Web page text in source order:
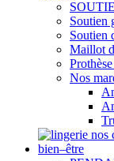
Soutien
Soutien
Maillot
Nos
nos
bien–être